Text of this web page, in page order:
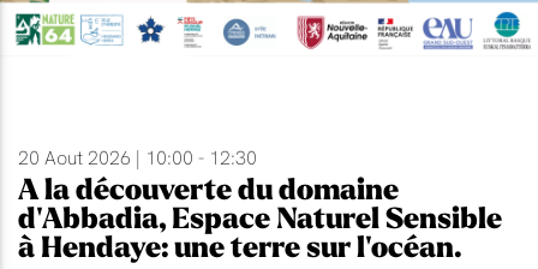
20 Aout 2026 | 10:00 - 12:30
A la découverte du domaine
d'Abbadia, Espace Naturel Sensible
à Hendaye: une terre sur l'océan.